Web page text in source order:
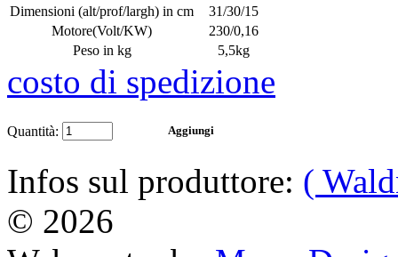
Dimensioni (alt/prof/largh) in cm
31/30/15
Motore(Volt/KW)
230/0,16
Peso in kg
5,5kg
costo di spedizione
Quantità:
Infos sul produttore: (
© 2026